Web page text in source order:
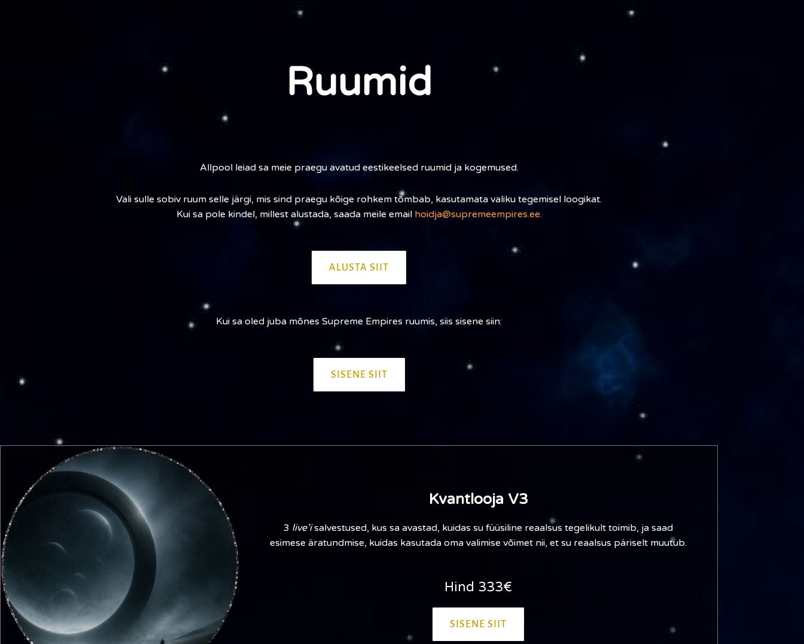
Ruumid
Allpool leiad sa meie praegu avatud eestikeelsed ruumid ja kogemused.
Vali sulle sobiv ruum selle järgi, mis sind praegu kõige rohkem tõmbab, kasutamata valiku tegemisel loogikat.
Kui sa pole kindel, millest alustada, saada meile email hoidja@supremeempires.ee.
ALUSTA SIIT
Kui sa oled juba mõnes Supreme Empires ruumis, siis sisene siin:
SISENE SIIT
Kvantlooja V3
3 live’isalvestused, kus sa avastad, kuidas su füüsiline reaalsus tegelikult toimib, ja saad
esimese äratundmise, kuidas kasutada oma valimise võimet nii, et su reaalsus päriselt muutub.
Hind 333€
SISENE SIIT